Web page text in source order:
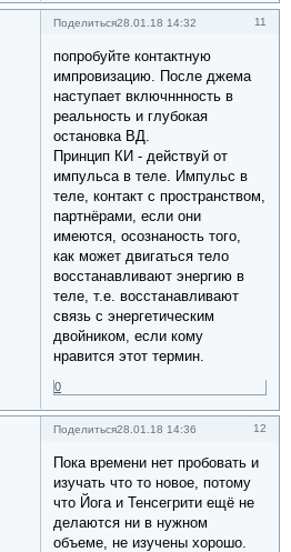
Поделиться 11
28.01.18 14:32
попробуйте контактную
импровизацию. После джема
наступает включннность в
реальность и глубокая
остановка ВД.
Принцип КИ - действуй от
импульса в теле. Импульс в
теле, контакт с пространством,
партнёрами, если они
имеются, осознаность того,
как может двигаться тело
восстанавливают энергию в
теле, т.е. восстанавливают
связь с энергетическим
двойником, если кому
нравится этот термин.
0
Поделиться 12
28.01.18 14:36
Пока времени нет пробовать и
изучать что то новое, потому
что Йога и Тенсегрити ещё не
делаются ни в нужном
объеме, не изучены хорошо.